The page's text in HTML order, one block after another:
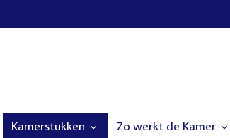
Kamerstukken Zo werkt de Kamer